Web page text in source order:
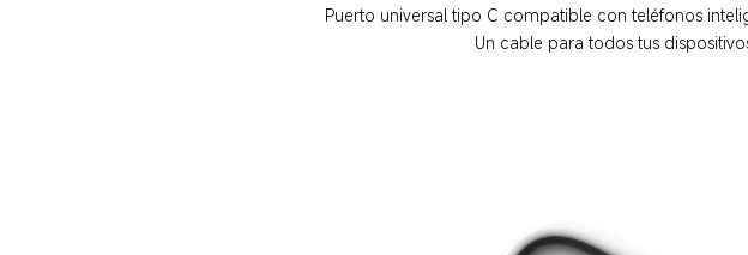
Puerto universal tipo C compatible con teléfonos
Un cable para todos tus